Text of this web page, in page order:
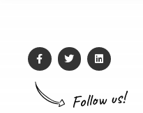
Follow us!